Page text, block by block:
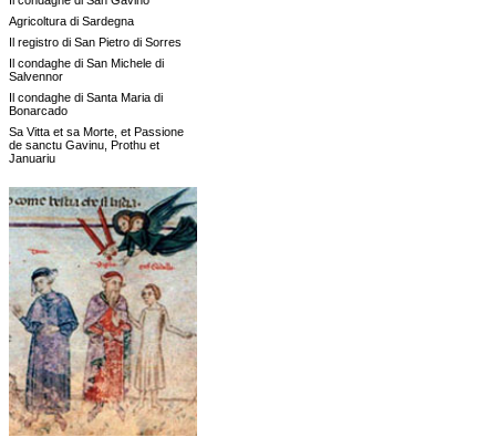
Agricoltura di Sardegna
Il registro di San Pietro di Sorres
Il condaghe di San Michele di
Salvennor
Il condaghe di Santa Maria di
Bonarcado
Sa Vitta et sa Morte, et Passione
de sanctu Gavinu, Prothu et
Januariu